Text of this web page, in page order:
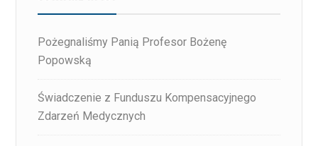
Pożegnaliśmy Panią Profesor Bożenę
Popowską
Świadczenie z Funduszu Kompensacyjnego
Zdarzeń Medycznych